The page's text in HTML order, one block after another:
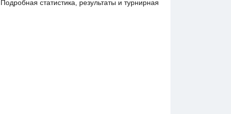
статистика, результаты и турнирная